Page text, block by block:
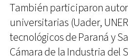
También participaron
universitarias (Uader,
tecnológicos de Paraná y
Cámara de la Industria del